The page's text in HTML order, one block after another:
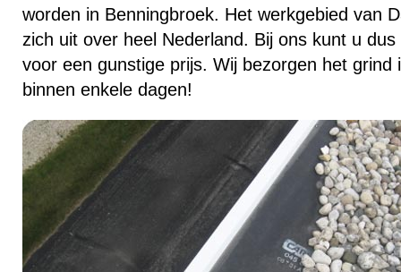
worden in Benningbroek. Het werkgebied van
zich uit over heel Nederland. Bij ons kunt u
voor een gunstige prijs. Wij bezorgen het grind
binnen enkele dagen!